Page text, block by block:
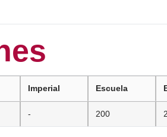
Imperial Escuela
- 200